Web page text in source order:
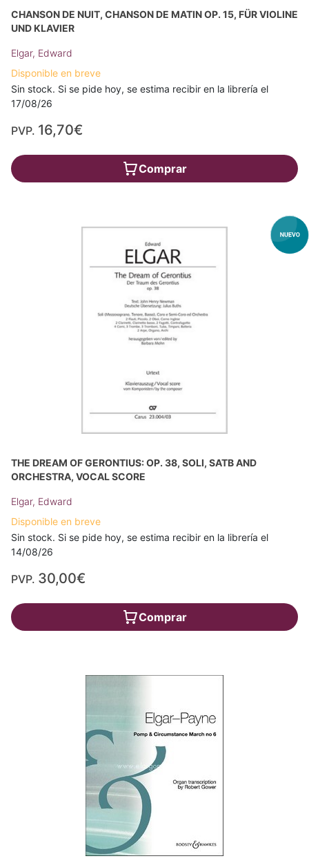
CHANSON DE NUIT, CHANSON DE MATIN OP. 15, FÜR VIOLINE
UND KLAVIER
Elgar, Edward
Disponible en breve
Sin stock. Si se pide hoy, se estima recibir en la librería el
17/08/26
PVP. 16,70€
Comprar
THE DREAM OF GERONTIUS: OP. 38, SOLI, SATB AND
ORCHESTRA, VOCAL SCORE
Elgar, Edward
Disponible en breve
Sin stock. Si se pide hoy, se estima recibir en la librería el
14/08/26
PVP. 30,00€
Comprar